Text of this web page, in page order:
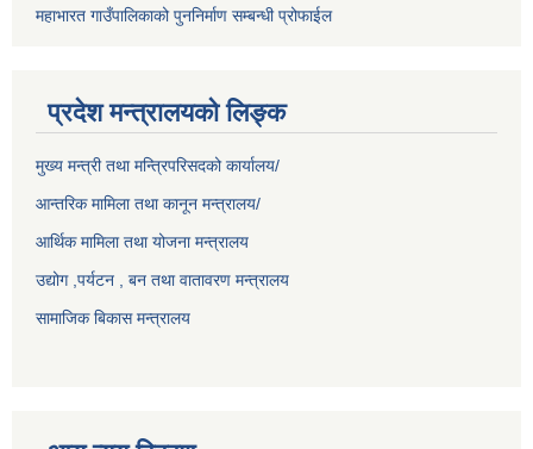
महाभारत गाउँपालिकाको पुननिर्माण सम्बन्धी प्रोफाईल
प्रदेश मन्त्रालयको लिङ्क
मुख्य मन्त्री तथा मन्त्रिपरिसदको कार्यालय/
आन्तरिक मामिला तथा कानून मन्त्रालय/
आर्थिक मामिला तथा योजना मन्त्रालय
उद्योग ,पर्यटन , बन तथा वातावरण मन्त्रालय
सामाजिक बिकास मन्त्रालय